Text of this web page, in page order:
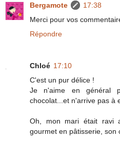
Bergamote
17:38
Merci pour vos
Répondre
Chloé 17:10
C'est un pur délice !
Je n'aime en général
chocolat...et n'arrive pas à
Oh, mon mari était ravi
gourmet en pâtisserie, son